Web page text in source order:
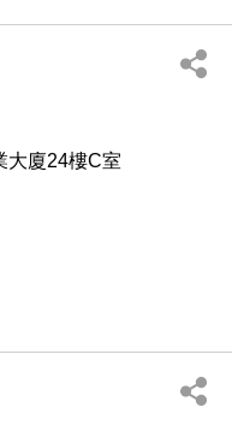
大廈24樓C室